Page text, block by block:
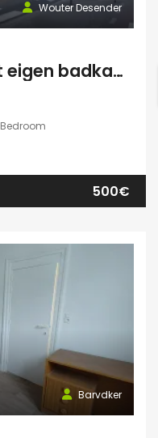
Wouter Desender
Studentenkamer met eigen badkamer
Bedroom
500€
Barvdker